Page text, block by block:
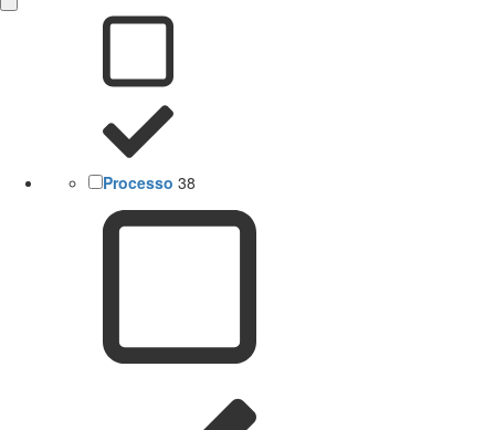
Processo 38